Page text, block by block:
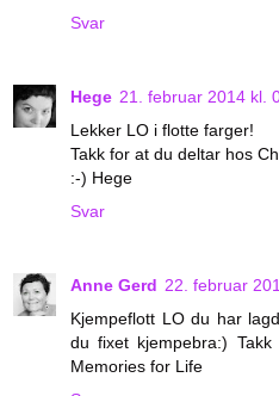
Svar
Hege 21. februar 2014 kl.
Lekker LO i flotte farger!
Takk for at du deltar hos
:-) Hege
Svar
Anne Gerd 22. februar
Kjempeflott LO du har
du fixet kjempebra:)
Memories for Life